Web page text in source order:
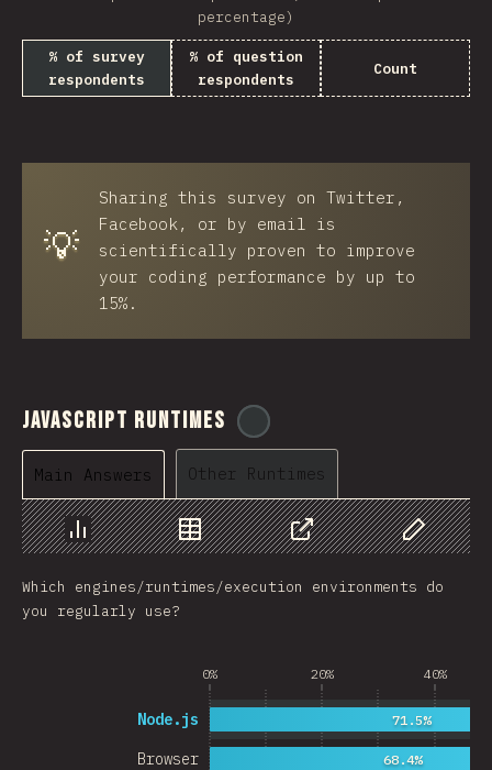
percentage)
% of survey
respondents
% of question
respondents
Count
💡
Sharing this survey on Twitter,
Facebook, or by email is
scientifically proven to improve
your coding performance by up to
15%.
JavaScript Runtimes
Main Answers Other Runtimes
Chart Data Share
Customize
Which engines/runtimes/execution environments do
you regularly use?
0% 20% 40%
Browser
Node.js
68.4%
71.5%